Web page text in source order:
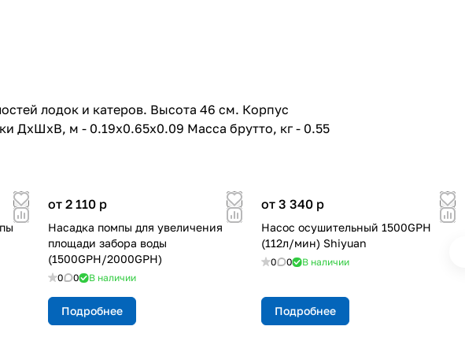
лодок и катеров. Высота 46 см. Корпус
ДхШхВ, м - 0.19x0.65x0.09 Масса брутто, кг - 0.55
от 2 110 p
Насадка помпы для увеличения
площади забора воды
(1500GPH/2000GPH)
0 0 В наличии
Подробнее
от 3 340 p
Насос осушительный 1500GPH
(112л/мин) Shiyuan
0 0 В наличии
Подробнее